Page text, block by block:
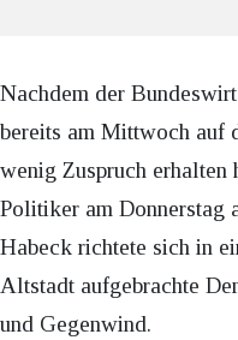
Nachdem der
bereits am Mittwoch auf
wenig Zuspruch erhalten
Politiker am Donnerstag
Habeck richtete sich in
Altstadt aufgebrachte
und Gegenwind.